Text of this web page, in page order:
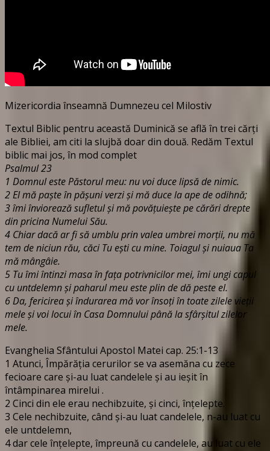
Mizericordia înseamnă Dumnezeu cel Milostiv
Textul Biblic pentru această Duminică se află în trei cărți
ale Bibliei, am citi la slujbă doar din două. Redăm Textul
biblic mai jos, în mod complet
Psalmul 23
1 Domnul este Păstorul meu: nu voi duce lipsă de nimic.
2 El mă paşte în păşuni verzi şi mă duce la ape de odihnă;
3 îmi înviorează sufletul şi mă povăţuieşte pe cărări drepte
din pricina Numelui Său.
4 Chiar dacă ar fi să umblu prin valea umbrei morţii, nu mă
tem de niciun rău, căci Tu eşti cu mine. Toiagul şi nuiaua Ta
mă mângâie.
5 Tu îmi întinzi masa în faţa potrivnicilor mei, îmi ungi capul
cu untdelemn şi paharul meu este plin de dă peste el.
6 Da, fericirea şi îndurarea mă vor însoţi în toate zilele vieţii
mele şi voi locui în Casa Domnului până la sfârşitul zilelor
mele.
Evanghelia Sfântului Apostol Matei cap. 25:1-13
1 Atunci, Împărăţia cerurilor se va asemăna cu zece
fecioare care şi-au luat candelele şi au ieşit în
întâmpinarea mirelui .
2 Cinci din ele erau nechibzuite, şi cinci, înţelepte.
3 Cele nechibzuite, când şi-au luat candelele, n-au luat cu
ele untdelemn,
4 dar cele înţelepte, împreună cu candelele, au luat cu ele